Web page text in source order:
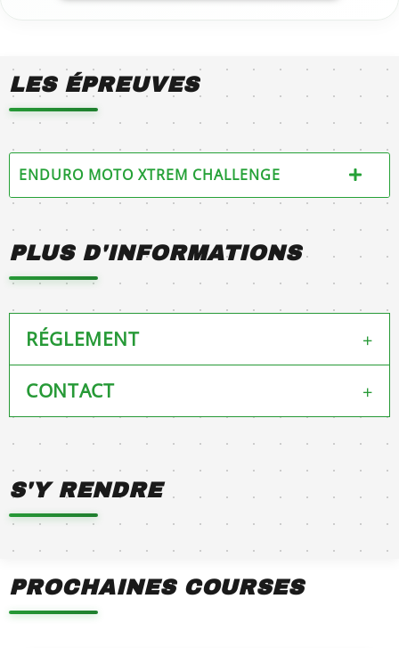
LES ÉPREUVES
ENDURO MOTO XTREM CHALLENGE
PLUS D'INFORMATIONS
RÉGLEMENT +
règlement 2023
CONTACT +
Moto Club des Hauts Plateaux
Téléphone :06 83 80 41 42
https://www.facebook.com/mc.deshautsplateaux
S'Y RENDRE
PROCHAINES COURSES